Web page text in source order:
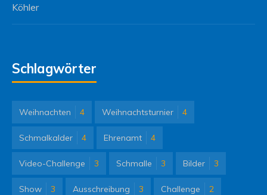
Köhler
Schlagwörter
Weihnachten 4 Weihnachtsturnier 4
Schmalkalder 4 Ehrenamt 4
Video-Challenge 3 Schmalle 3 Bilder 3
Show 3 Ausschreibung 3 Challenge 2